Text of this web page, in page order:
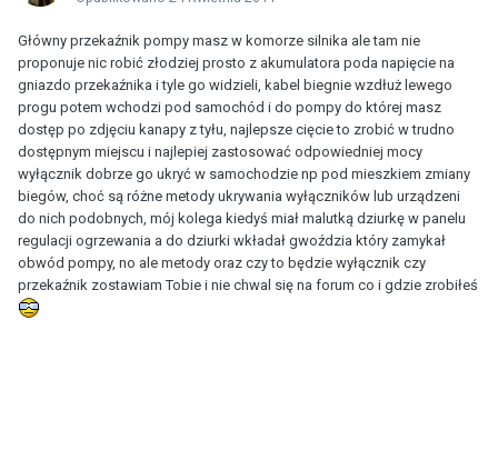
Główny przekaźnik pompy masz w komorze silnika ale tam nie
proponuje nic robić złodziej prosto z akumulatora poda napięcie na
gniazdo przekaźnika i tyle go widzieli, kabel biegnie wzdłuż lewego
progu potem wchodzi pod samochód i do pompy do której masz
dostęp po zdjęciu kanapy z tyłu, najlepsze cięcie to zrobić w trudno
dostępnym miejscu i najlepiej zastosować odpowiedniej mocy
wyłącznik dobrze go ukryć w samochodzie np pod mieszkiem zmiany
biegów, choć są różne metody ukrywania wyłączników lub urządzeni
do nich podobnych, mój kolega kiedyś miał malutką dziurkę w panelu
regulacji ogrzewania a do dziurki wkładał gwoździa który zamykał
obwód pompy, no ale metody oraz czy to będzie wyłącznik czy
przekaźnik zostawiam Tobie i nie chwal się na forum co i gdzie zrobiłeś